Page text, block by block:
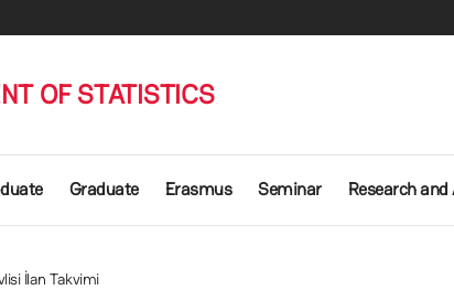
OF STATISTICS
Graduate Erasmus Seminar Research
İlan Takvimi